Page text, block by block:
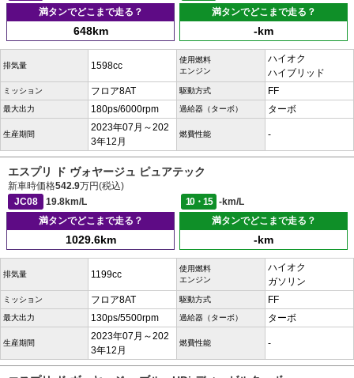
満タンでどこまで走る？
648km
満タンでどこまで走る？
-km
排気量 1598cc
使用燃料
エンジン
ハイオク
ハイブリッド
ミッション フロア8AT 駆動方式 FF
最大出力 180ps/6000rpm 過給器（ターボ） ターボ
生産期間
2023年07月～202
3年12月
燃費性能 -
エスプリ ド ヴォヤージュ ピュアテック
新車時価格542.9万円(税込)
JC08
19.8km/L 10・15
-km/L
満タンでどこまで走る？
1029.6km
満タンでどこまで走る？
-km
排気量 1199cc
使用燃料
エンジン
ハイオク
ガソリン
ミッション フロア8AT 駆動方式 FF
最大出力 130ps/5500rpm 過給器（ターボ） ターボ
生産期間
2023年07月～202
3年12月
燃費性能 -